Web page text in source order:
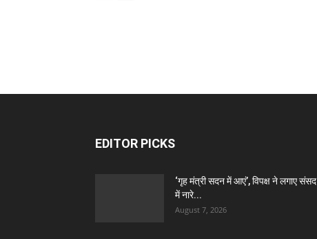
EDITOR PICKS
‘गृह मंत्री सदन में आएं’, विपक्ष ने लगाए संसद
में नारे...
August 7, 2026